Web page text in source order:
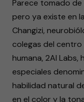
Parece tomado de
pero ya existe en
Changizi,
colegas del
humana, 2AI
especiales
habilidad natural
en el color y la